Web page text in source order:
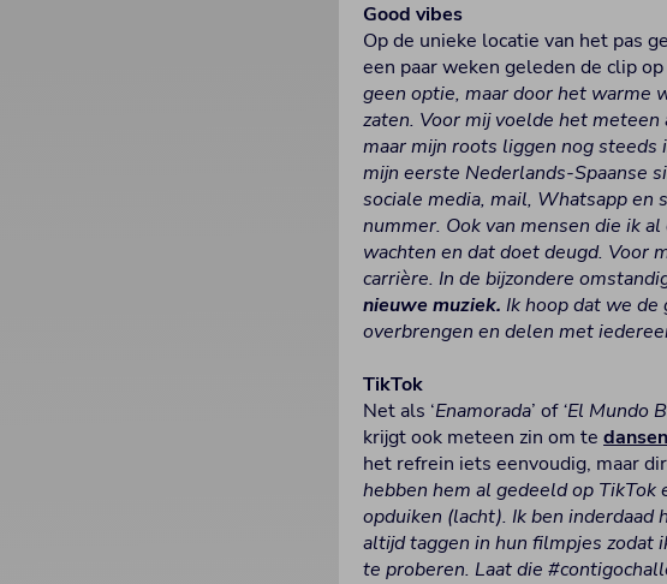
Good vibes
Op de unieke locatie van het pas
een paar weken geleden de clip
geen optie, maar door het warme
zaten. Voor mij voelde het
maar mijn roots liggen nog steeds
mijn eerste Nederlands-Spaanse
sociale media, mail, Whatsapp
nummer. Ook van mensen die ik
wachten en dat doet deugd. Voor
carrière. In de bijzondere
nieuwe muziek. Ik hoop dat we de
overbrengen en delen met
TikTok
Net als ‘Enamorada’ of‘El Mundo
krijgt ook meteen zin om tedansen
het refrein iets eenvoudig, maar
hebben hem al gedeeld op
opduiken (lacht). Ik ben inderdaad
altijd taggen in hun filmpjes zodat
te proberen. Laat die